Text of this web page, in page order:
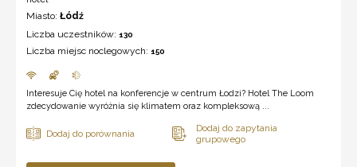
Miasto: Łódź
Liczba uczestników: 130
Liczba miejsc noclegowych: 150
Interesuje Cię hotel na konferencje w centrum Łodzi? Hotel The Loom
zdecydowanie wyróżnia się klimatem oraz kompleksową ...